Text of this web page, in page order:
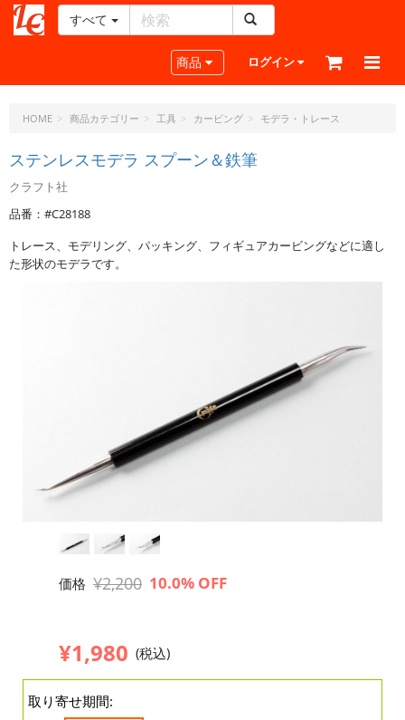
ー
ラ
ト・
ド
ッ
ト・
ェ
ー
すべて
Toggle navigation
商品 ログイン
HOME 商品カテゴリー 工具 カービング モデラ・トレース
ステンレスモデラ スプーン＆鉄筆
クラフト社
品番：#C28188
トレース、モデリング、パッキング、フィギュアカービングなどに適し
た形状のモデラです。
価格 ¥2,200 10.0% OFF
¥1,980 (税込)
取り寄せ期間: